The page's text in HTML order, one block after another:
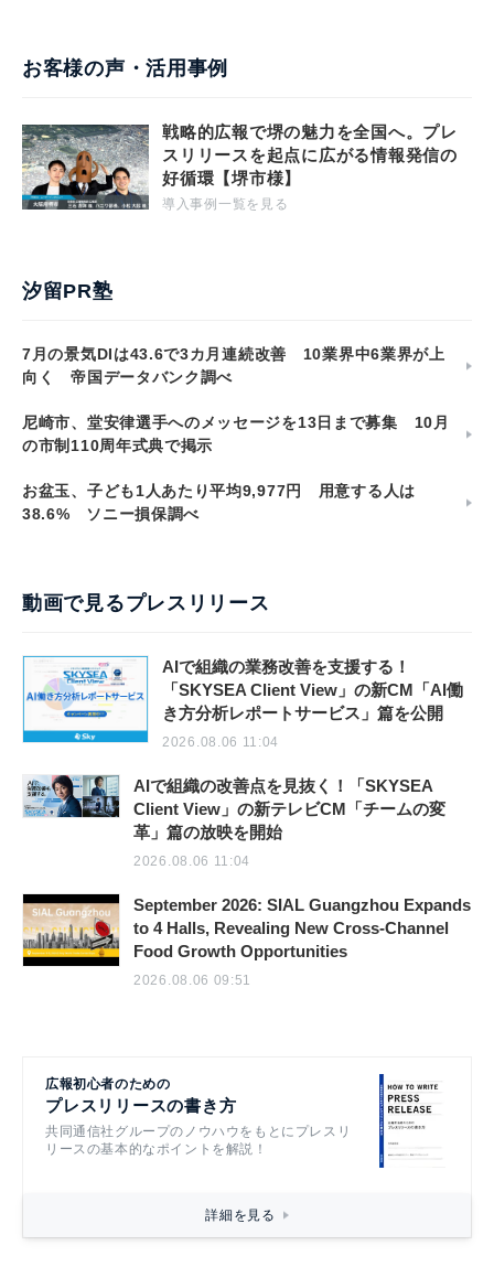
お客様の声・活用事例
戦略的広報で堺の魅力を全国へ。プレ
スリリースを起点に広がる情報発信の
好循環【堺市様】
導入事例一覧を見る
汐留PR塾
7月の景気DIは43.6で3カ月連続改善 10業界中6業界が上
向く 帝国データバンク調べ
尼崎市、堂安律選手へのメッセージを13日まで募集 10月
の市制110周年式典で掲示
お盆玉、子ども1人あたり平均9,977円 用意する人は
38.6% ソニー損保調べ
動画で見るプレスリリース
AIで組織の業務改善を支援する！
「SKYSEA Client View」の新CM「AI働
き方分析レポートサービス」篇を公開
2026.08.06 11:04
AIで組織の改善点を見抜く！「SKYSEA
Client View」の新テレビCM「チームの変
革」篇の放映を開始
2026.08.06 11:04
September 2026: SIAL Guangzhou Expands
to 4 Halls, Revealing New Cross-Channel
Food Growth Opportunities
2026.08.06 09:51
広報初心者のための
プレスリリースの書き方
共同通信社グループのノウハウをもとにプレスリ
リースの基本的なポイントを解説！
詳細を見る